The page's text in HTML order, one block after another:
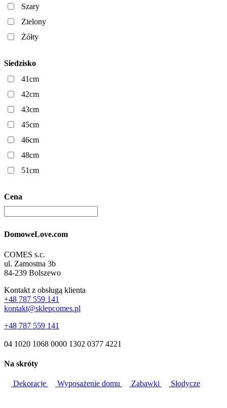
Szary
Zielony
Żółty
Siedzisko
41cm
42cm
43cm
45cm
46cm
48cm
51cm
Cena
DomoweLove.com
COMES s.c.
ul. Zamostna 3b
84-239 Bolszewo
Kontakt z obsługą klienta
+48 787 559 141
kontakt@sklepcomes.pl
+48 787 559 141
04 1020 1068 0000 1302 0377 4221
Na skróty
Dekoracje Wyposażenie domu Zabawki Słodycze